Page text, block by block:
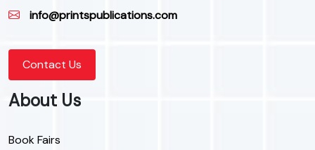
info@printspublications.com
Contact Us
About Us
Book Fairs